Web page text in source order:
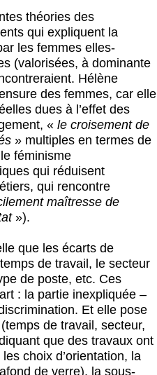
théories des
qui expliquent la
les femmes elles-
(valorisées, à dominante
Hélène
des femmes, car elle
dues à l’effet des
« le croisement de
» multiples en termes de
féminisme
qui réduisent
qui rencontre
maîtresse de
»).
que les écarts de
de travail, le secteur
de poste, etc. Ces
: la partie inexpliquée –
Et elle pose
de travail, secteur,
que des travaux ont
choix d’orientation, la
de verre), la sous-